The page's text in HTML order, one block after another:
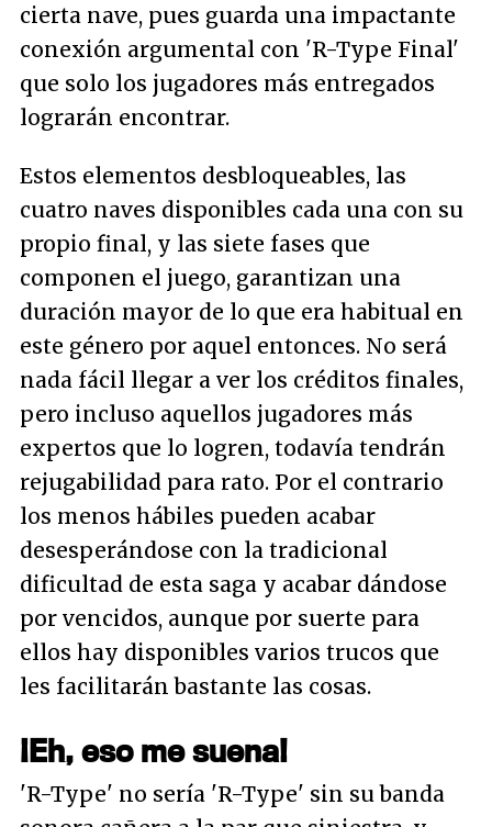
cierta nave, pues guarda una impactante
conexión argumental con 'R-Type Final'
que solo los jugadores más entregados
lograrán encontrar.
Estos elementos desbloqueables, las
cuatro naves disponibles cada una con su
propio final, y las siete fases que
componen el juego, garantizan una
duración mayor de lo que era habitual en
este género por aquel entonces. No será
nada fácil llegar a ver los créditos finales,
pero incluso aquellos jugadores más
expertos que lo logren, todavía tendrán
rejugabilidad para rato. Por el contrario
los menos hábiles pueden acabar
desesperándose con la tradicional
dificultad de esta saga y acabar dándose
por vencidos, aunque por suerte para
ellos hay disponibles varios trucos que
les facilitarán bastante las cosas.
¡Eh, eso me suena!
'R-Type' no sería 'R-Type' sin su banda